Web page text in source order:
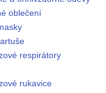
oblečení
respirátory
rukavice